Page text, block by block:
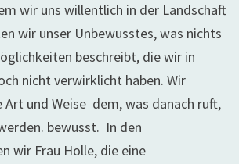
wir uns willentlich in der Landschaft
wir unser Unbewusstes, was nichts
beschreibt, die wir in
nicht verwirklicht haben. Wir
und Weise dem, was danach ruft,
bewusst. In den
wir Frau Holle, die eine